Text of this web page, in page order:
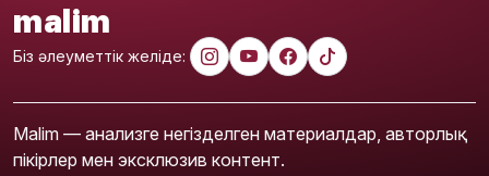
malim
Біз әлеуметтік желіде:
Malim — анализге негізделген материалдар, авторлық
пікірлер мен эксклюзив контент.